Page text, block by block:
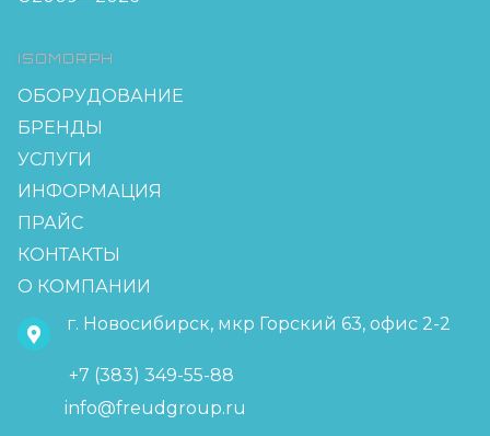
ISOMORPH
ОБОРУДОВАНИЕ
БРЕНДЫ
УСЛУГИ
ИНФОРМАЦИЯ
ПРАЙС
КОНТАКТЫ
О КОМПАНИИ
г. Новосибирск, мкр Горский 63, офис 2-2
+7 (383) 349-55-88
info@freudgroup.ru